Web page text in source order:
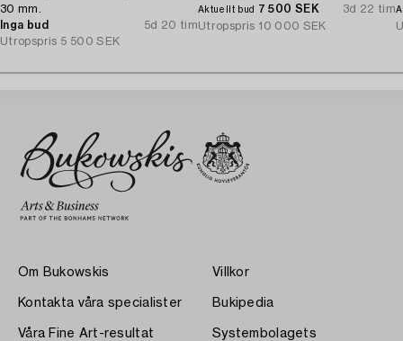
30 mm.
Inga bud
5d 20 tim
Utropspris 5 500 SEK
Aktuellt bud 7 500 SEK
3d 22 tim
Utropspris 10 000 SEK
Om Bukowskis
Kontakta våra specialister
Våra Fine Art-resultat
Villkor
Bukipedia
Systembolagets